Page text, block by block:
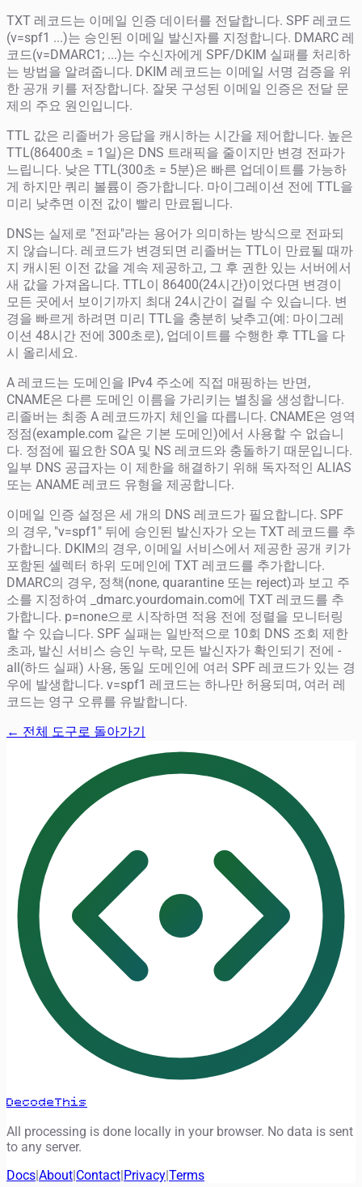
TXT 레코드는 이메일 인증 데이터를 전달합니다. SPF 레코드
(v=spf1 ...)는 승인된 이메일 발신자를 지정합니다. DMARC 레
코드(v=DMARC1; ...)는 수신자에게 SPF/DKIM 실패를 처리하
는 방법을 알려줍니다. DKIM 레코드는 이메일 서명 검증을 위
한 공개 키를 저장합니다. 잘못 구성된 이메일 인증은 전달 문
제의 주요 원인입니다.
TTL 값은 리졸버가 응답을 캐시하는 시간을 제어합니다. 높은
TTL(86400초 = 1일)은 DNS 트래픽을 줄이지만 변경 전파가
느립니다. 낮은 TTL(300초 = 5분)은 빠른 업데이트를 가능하
게 하지만 쿼리 볼륨이 증가합니다. 마이그레이션 전에 TTL을
미리 낮추면 이전 값이 빨리 만료됩니다.
DNS는 실제로 "전파"라는 용어가 의미하는 방식으로 전파되
지 않습니다. 레코드가 변경되면 리졸버는 TTL이 만료될 때까
지 캐시된 이전 값을 계속 제공하고, 그 후 권한 있는 서버에서
새 값을 가져옵니다. TTL이 86400(24시간)이었다면 변경이
모든 곳에서 보이기까지 최대 24시간이 걸릴 수 있습니다. 변
경을 빠르게 하려면 미리 TTL을 충분히 낮추고(예: 마이그레
이션 48시간 전에 300초로), 업데이트를 수행한 후 TTL을 다
시 올리세요.
A 레코드는 도메인을 IPv4 주소에 직접 매핑하는 반면,
CNAME은 다른 도메인 이름을 가리키는 별칭을 생성합니다.
리졸버는 최종 A 레코드까지 체인을 따릅니다. CNAME은 영역
정점(example.com 같은 기본 도메인)에서 사용할 수 없습니
다. 정점에 필요한 SOA 및 NS 레코드와 충돌하기 때문입니다.
일부 DNS 공급자는 이 제한을 해결하기 위해 독자적인 ALIAS
또는 ANAME 레코드 유형을 제공합니다.
이메일 인증 설정은 세 개의 DNS 레코드가 필요합니다. SPF
의 경우, "v=spf1" 뒤에 승인된 발신자가 오는 TXT 레코드를 추
가합니다. DKIM의 경우, 이메일 서비스에서 제공한 공개 키가
포함된 셀렉터 하위 도메인에 TXT 레코드를 추가합니다.
DMARC의 경우, 정책(none, quarantine 또는 reject)과 보고 주
소를 지정하여 _dmarc.yourdomain.com에 TXT 레코드를 추
가합니다. p=none으로 시작하면 적용 전에 정렬을 모니터링
할 수 있습니다. SPF 실패는 일반적으로 10회 DNS 조회 제한
초과, 발신 서비스 승인 누락, 모든 발신자가 확인되기 전에 -
all(하드 실패) 사용, 동일 도메인에 여러 SPF 레코드가 있는 경
우에 발생합니다. v=spf1 레코드는 하나만 허용되며, 여러 레
코드는 영구 오류를 유발합니다.
← 전체 도구로 돌아가기
DecodeThis
All processing is done locally in your browser. No data is sent
to any server.
Docs About Contact Privacy Terms